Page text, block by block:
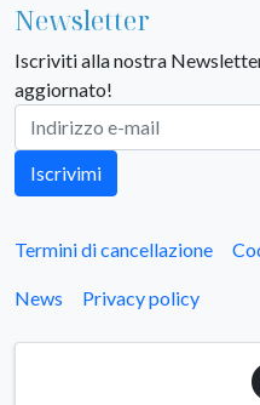
Newsletter
Iscriviti alla nostra
aggiornato!
Iscrivimi
Termini di cancellazione
News Privacy policy